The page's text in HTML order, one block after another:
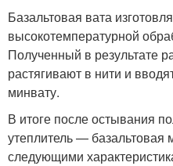
Базальтовая вата
высокотемпературной
Полученный в результате
растягивают в нити и
минвату.
В итоге после остывания
утеплитель —
следующими